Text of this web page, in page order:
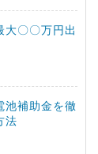
大〇〇万円出
池補助金を徹
法